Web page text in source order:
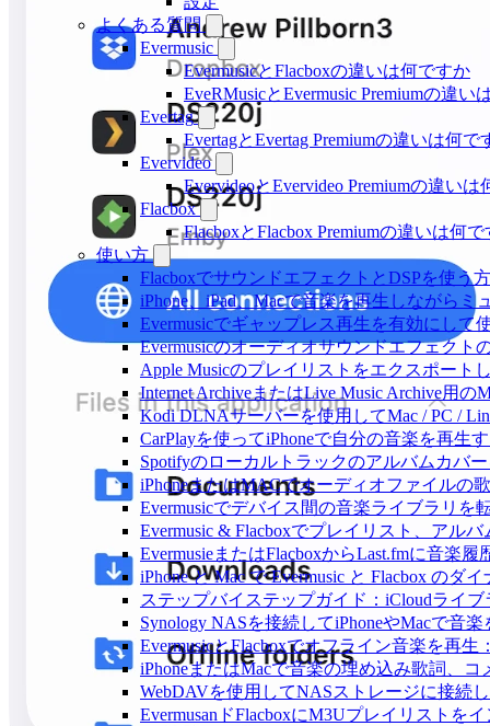
よくある質問
Evermusic
EvermusicとFlacboxの違いは何ですか
EveRMusicとEvermusic Premiumの違い
Evertag
EvertagとEvertag Premiumの違いは何で
Evervideo
EvervideoとEvervideo Premiumの違いは
Flacbox
FlacboxとFlacbox Premiumの違いは何
使い方
FlacboxでサウンドエフェクトとDSPを使う
iPhone、iPad、Macで音楽を再生しながら
Evermusicでギャップレス再生を有効にして
Evermusicのオーディオサウンドエフェク
Apple Musicのプレイリストをエクスポート
Internet ArchiveまたはLive Music Archive用
Kodi DLNAサーバーを使用してMac / PC /
CarPlayを使ってiPhoneで自分の音楽を再生
Spotifyのローカルトラックのアルバムカバ
iPhoneまたはMACでオーディオファイルの
Evermusicでデバイス間の音楽ライブラリ
Evermusic & Flacboxでプレイリスト、アル
EvermusieまたはFlacboxからLast.fmに音楽
iPhone と Mac で Evermusic と Flacbox の
ステップバイステップガイド：iCloudライ
Synology NASを接続してiPhoneやMacで音
EvermusicとFlacboxでオフライン音楽を再
iPhoneまたはMacで音楽の埋め込み歌詞、
WebDAVを使用してNASストレージに接続
EvermusanドFlacboxにM3Uプレイリストを